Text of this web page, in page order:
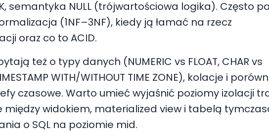
semantyka NULL (trójwartościowa logika). Często
(1NF–3NF), kiedy ją łamać na rzecz
oraz co to ACID.
też o typy danych (NUMERIC vs FLOAT, CHAR vs
WITH/WITHOUT TIME ZONE), kolacje i
czasowe. Warto umieć wyjaśnić poziomy izolacji
między widokiem, materialized view i tabelą
o SQL na poziomie mid.